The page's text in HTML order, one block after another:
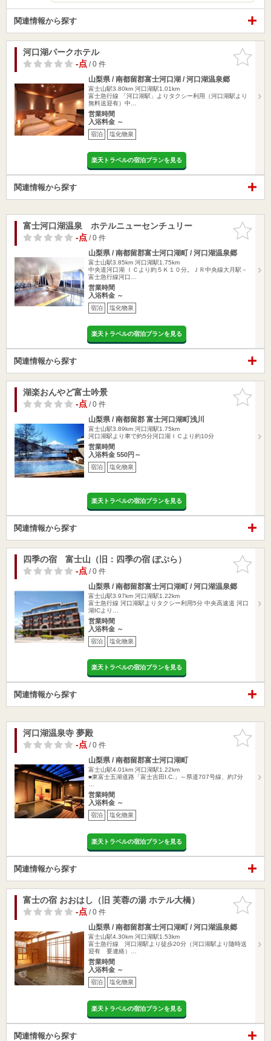
関連情報から探す
お気に入
りに追加
河口湖パークホテル
-点/ 0 件
山梨県 / 南都留郡富士河口湖 / 河口湖温泉郷
富士山駅3.80km 河口湖駅1.01km
富士急行線 「河口湖駅」よりタクシー利用（河口湖駅より
無料送迎有）中…
営業時間
入浴料金 ～
宿泊 塩化物泉
楽天トラベルの宿泊プランを見る
関連情報から探す
お気に入
りに追加
富士河口湖温泉 ホテルニューセンチュリー
-点/ 0 件
山梨県 / 南都留郡富士河口湖町 / 河口湖温泉郷
富士山駅3.85km 河口湖駅1.75km
中央道河口湖 ＩＣより約５Ｋ１０分。ＪＲ中央線大月駅－
富士急行線河口…
営業時間
入浴料金 ～
宿泊 塩化物泉
楽天トラベルの宿泊プランを見る
関連情報から探す
お気に入
りに追加
湖楽おんやど富士吟景
-点/ 0 件
山梨県 / 南都留郡 富士河口湖町浅川
富士山駅3.89km 河口湖駅1.75km
河口湖駅より車で約5分河口湖ＩＣより約10分
営業時間
入浴料金 550円～
宿泊 塩化物泉
楽天トラベルの宿泊プランを見る
関連情報から探す
お気に入
りに追加
四季の宿 富士山（旧：四季の宿 ぽぷら）
-点/ 0 件
山梨県 / 南都留郡富士河口湖町 / 河口湖温泉郷
富士山駅3.97km 河口湖駅1.22km
富士急行線 河口湖駅よりタクシー利用5分 中央高速道 河口
湖ICより…
営業時間
入浴料金 ～
宿泊 塩化物泉
楽天トラベルの宿泊プランを見る
関連情報から探す
お気に入
りに追加
河口湖温泉寺 夢殿
-点/ 0 件
山梨県 / 南都留郡富士河口湖町
富士山駅4.01km 河口湖駅1.22km
■東富士五湖道路「富士吉田I.C.」～県道707号線、約7分
営業時間
入浴料金 ～
宿泊 塩化物泉
楽天トラベルの宿泊プランを見る
関連情報から探す
お気に入
りに追加
富士の宿 おおはし（旧 芙蓉の湯 ホテル大橋）
-点/ 0 件
山梨県 / 南都留郡富士河口湖町 / 河口湖温泉郷
富士山駅4.30km 河口湖駅1.53km
富士急行線 河口湖駅より徒歩20分（河口湖駅より随時送
迎有 要連絡）…
営業時間
入浴料金 ～
宿泊 塩化物泉
楽天トラベルの宿泊プランを見る
関連情報から探す